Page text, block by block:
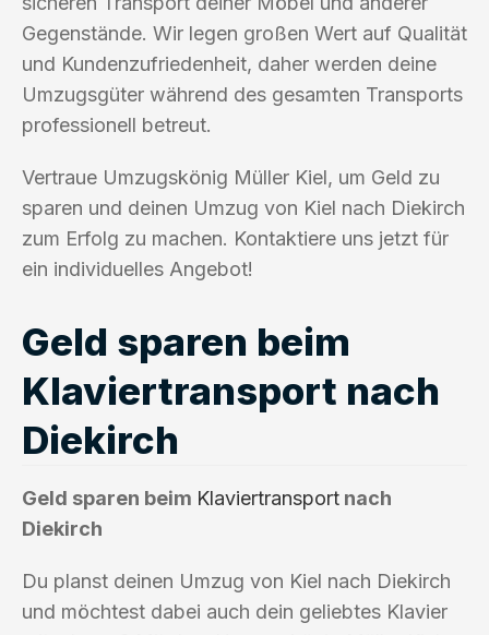
Gegenstände. Wir legen großen Wert auf Qualität
und Kundenzufriedenheit, daher werden deine
Umzugsgüter während des gesamten Transports
professionell betreut.
Vertraue Umzugskönig Müller Kiel, um Geld zu
sparen und deinen Umzug von Kiel nach Diekirch
zum Erfolg zu machen. Kontaktiere uns jetzt für
ein individuelles Angebot!
Geld sparen beim
Klaviertransport nach
Diekirch
Geld sparen beim Klaviertransport nach
Diekirch
Du planst deinen Umzug von Kiel nach Diekirch
und möchtest dabei auch dein geliebtes Klavier